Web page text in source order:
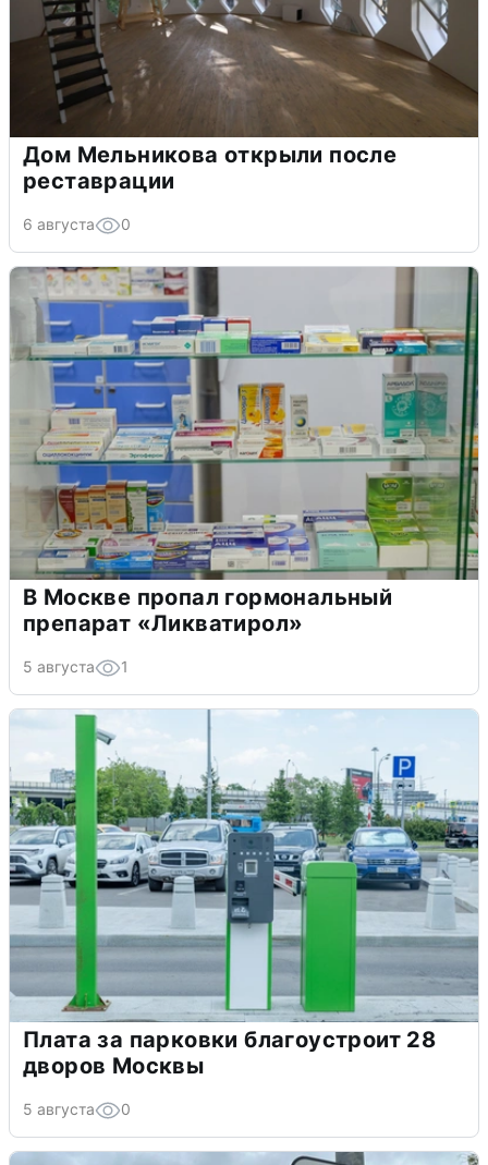
Дом Мельникова открыли после
реставрации
6 августа 0
В Москве пропал гормональный
препарат «Ликватирол»
5 августа 1
Плата за парковки благоустроит 28
дворов Москвы
5 августа 0